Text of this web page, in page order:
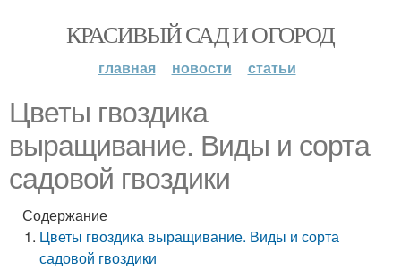
КРАСИВЫЙ САД И ОГОРОД
главная новости статьи
Цветы гвоздика
выращивание. Виды и сорта
садовой гвоздики
Содержание
Цветы гвоздика выращивание. Виды и сорта
садовой гвоздики